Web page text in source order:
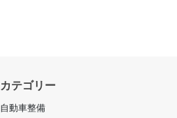
カテゴリー
自動車整備